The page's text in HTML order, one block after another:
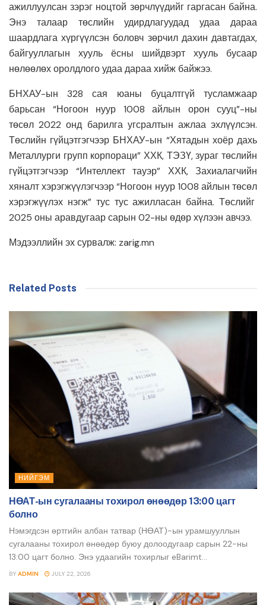
ажиллуулсан зэрэг ноцтой зөрчлүүдийг гаргасан байна.
Энэ талаар төслийн удирдлагуудад удаа дараа
шаардлага хүргүүлсэн боловч зөрчил дахин давтагдах,
байгууллагын хууль ёсны шийдвэрт хууль бусаар
нөлөөлөх оролдлого удаа дараа хийж байжээ.
БНХАУ-ын 328 сая юаны буцалтгүй тусламжаар
барьсан “Ногоон нуур 1008 айлын орон сууц”-ны
төсөл 2022 онд барилга угсралтын ажлаа эхлүүлсэн.
Төслийн гүйцэтгэгчээр БНХАУ-ын “Хятадын хоёр дахь
Металлурги групп корпораци” ХХК, ТЭЗҮ, зураг төслийн
гүйцэтгэгчээр “Интеллект тауэр” ХХК, Захиалагчийн
хяналт хэрэгжүүлэгчээр “Ногоон нуур 1008 айлын төсөл
хэрэгжүүлэх нэгж” тус тус ажилласан байна. Төслийг
2025 оны аравдугаар сарын 02-ны өдөр хүлээн авчээ.
Мэдээллийн эх сурвалж: zarig.mn
Related Posts
НИЙГЭМ
НӨАТ-ын сугалааны тохирол өнөөдөр 13:00 цагт
болно
Нэмэгдсэн өртгийн албан татвар (НӨАТ)-ын урамшууллын
сугалааны тохирол өнөөдөр буюу долоодугаар сарын 22-ны
13:00 цагт болно. Энэ удаагийн тохирлыг eBarimt...
BY ADMIN JULY 22, 2026